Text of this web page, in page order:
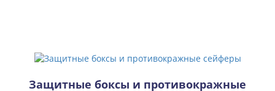
Защитные боксы и противокражные